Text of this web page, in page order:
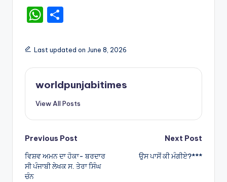
W
a
ts
A
p
ar
e
Last updated on June 8, 2026
worldpunjabitimes
View All Posts
Post
navigation
Previous Post
ਵਿਸ਼ਵ ਅਮਨ ਦਾ ਹੋਕਾ- ਬਰਦਾਰ
ਸੀ ਪੰਜਾਬੀ ਲੇਖਕ ਸ. ਤੇਰਾ ਸਿੰਘ
ਚੰਨ
Next Post
ਉਸ ਪਾਸੋਂ ਕੀ ਮੰਗੀਏ?***